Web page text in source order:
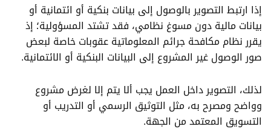
إذا ارتبط التصوير بالوصول إلى بيانات بنكية أو ائتمانية أو
بيانات مالية دون مسوغ نظامي، فقد تشتد المسؤولية؛ إذ
يقرر نظام مكافحة جرائم المعلوماتية عقوبات خاصة لبعض
صور الوصول غير المشروع إلى البيانات البنكية أو الائتمانية.
لذلك، التصوير داخل العمل يجب ألا يتم إلا لغرض مشروع
وواضح ومصرح به، مثل التوثيق الرسمي أو التدريب أو
التسويق المعتمد من الجهة.